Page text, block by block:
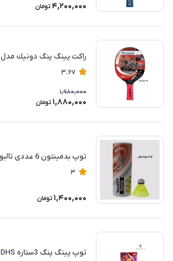
4,200,000 تومان
راكت پينگ پنگ دونيك مدل LEVEL 600 Sensation
3.67
1,980,000
1,880,000 تومان
توپ بدمینتون 6 عددی تالبوت مدل تک 450
3
1,400,000 تومان
توپ پینگ پنگ 3ستاره DHS